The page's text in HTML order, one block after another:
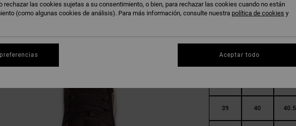
39 40 40.5
rechazar las cookies sujetas a su consentimiento, o bien, para rechazar las cookies cuando no están
(como algunas cookies de análisis). Para más información, consulte nuestra política de cookies y
Aceptar todo